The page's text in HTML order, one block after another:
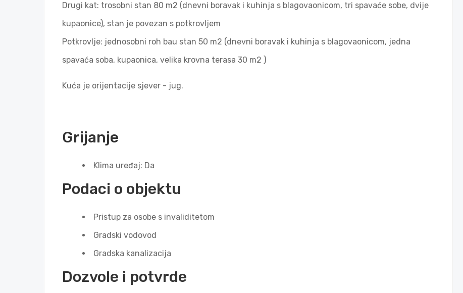
Drugi kat: trosobni stan 80 m2 (dnevni boravak i kuhinja s blagovaonicom, tri spavaće sobe, dvije
kupaonice), stan je povezan s potkrovljem
Potkrovlje: jednosobni roh bau stan 50 m2 (dnevni boravak i kuhinja s blagovaonicom, jedna
spavaća soba, kupaonica, velika krovna terasa 30 m2 )
Kuća je orijentacije sjever - jug.
Grijanje
Klima uređaj: Da
Podaci o objektu
Pristup za osobe s invaliditetom
Gradski vodovod
Gradska kanalizacija
Dozvole i potvrde